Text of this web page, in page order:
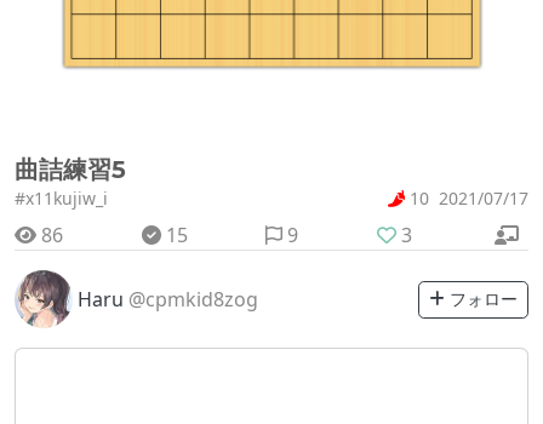
曲詰練習5
#x11kujiw_i 10 2021/07/17
86 15 9 3
Haru @cpmkid8zog フォロー